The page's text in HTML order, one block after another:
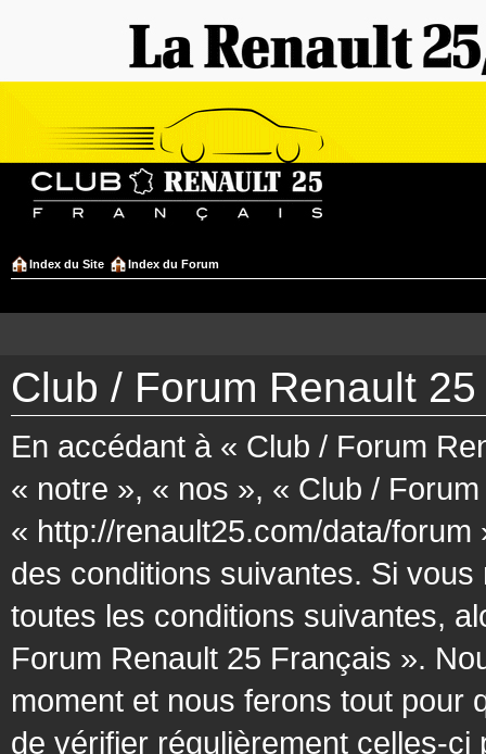
Index du Site Index du Forum
Club / Forum Renault
En accédant à « Club / Forum
« notre », « nos », « Club /
« http://renault25.com/data/
des conditions suivantes. Si vous
toutes les conditions suivantes,
Forum Renault 25 Français ».
moment et nous ferons tout pour
de vérifier régulièrement celles-ci